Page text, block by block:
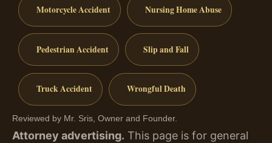
Motorcycle Accident Nursing Home Abuse
Pedestrian Accident Slip and Fall
Truck Accident Wrongful Death
Reviewed by Mr. Sris, Owner and Founder.
Attorney advertising. This page is for general